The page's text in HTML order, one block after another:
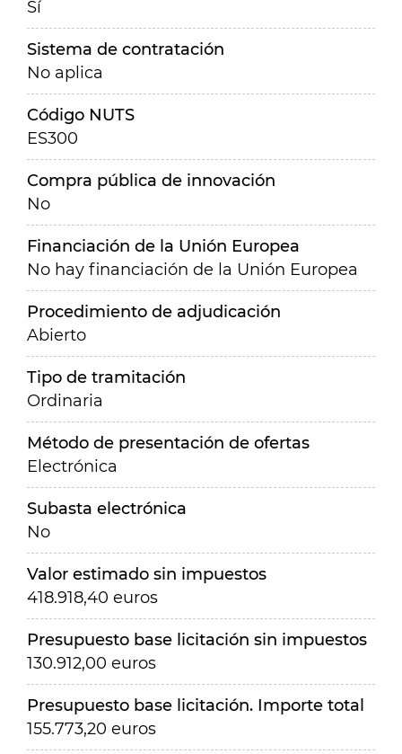
Sí
Sistema de contratación
No aplica
Código NUTS
ES300
Compra pública de innovación
No
Financiación de la Unión Europea
No hay financiación de la Unión Europea
Procedimiento de adjudicación
Abierto
Tipo de tramitación
Ordinaria
Método de presentación de ofertas
Electrónica
Subasta electrónica
No
Valor estimado sin impuestos
418.918,40 euros
Presupuesto base licitación sin impuestos
130.912,00 euros
Presupuesto base licitación. Importe total
155.773,20 euros